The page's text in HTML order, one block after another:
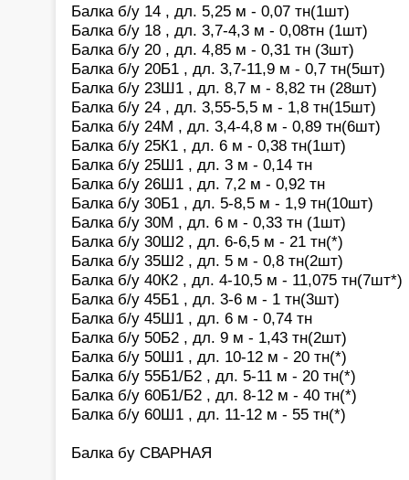
Балка б/у 14 , дл. 5,25 м - 0,07 тн(1шт)
Балка б/у 18 , дл. 3,7-4,3 м - 0,08тн (1шт)
Балка б/у 20 , дл. 4,85 м - 0,31 тн (3шт)
Балка б/у 20Б1 , дл. 3,7-11,9 м - 0,7 тн(5шт)
Балка б/у 23Ш1 , дл. 8,7 м - 8,82 тн (28шт)
Балка б/у 24 , дл. 3,55-5,5 м - 1,8 тн(15шт)
Балка б/у 24М , дл. 3,4-4,8 м - 0,89 тн(6шт)
Балка б/у 25К1 , дл. 6 м - 0,38 тн(1шт)
Балка б/у 25Ш1 , дл. 3 м - 0,14 тн
Балка б/у 26Ш1 , дл. 7,2 м - 0,92 тн
Балка б/у 30Б1 , дл. 5-8,5 м - 1,9 тн(10шт)
Балка б/у 30М , дл. 6 м - 0,33 тн (1шт)
Балка б/у 30Ш2 , дл. 6-6,5 м - 21 тн(*)
Балка б/у 35Ш2 , дл. 5 м - 0,8 тн(2шт)
Балка б/у 40К2 , дл. 4-10,5 м - 11,075 тн(7шт*)
Балка б/у 45Б1 , дл. 3-6 м - 1 тн(3шт)
Балка б/у 45Ш1 , дл. 6 м - 0,74 тн
Балка б/у 50Б2 , дл. 9 м - 1,43 тн(2шт)
Балка б/у 50Ш1 , дл. 10-12 м - 20 тн(*)
Балка б/у 55Б1/Б2 , дл. 5-11 м - 20 тн(*)
Балка б/у 60Б1/Б2 , дл. 8-12 м - 40 тн(*)
Балка б/у 60Ш1 , дл. 11-12 м - 55 тн(*)
Балка бу СВАРНАЯ